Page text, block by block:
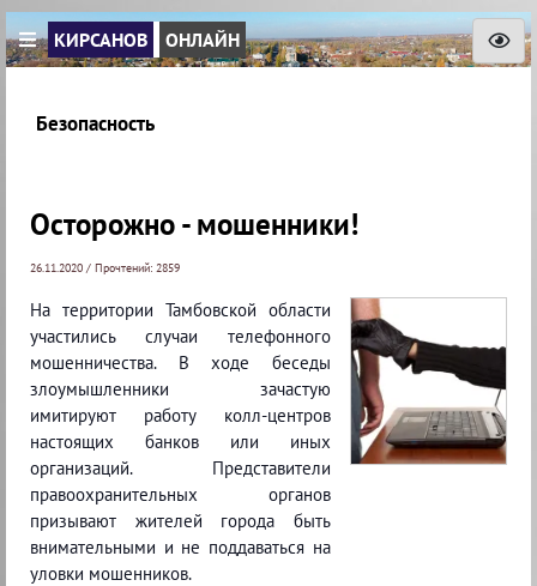
КИРСАНОВ ОНЛАЙН
Безопасность
Осторожно - мошенники!
26.11.2020 / Прочтений: 2859
На территории Тамбовской области
участились случаи телефонного
мошенничества. В ходе беседы
злоумышленники зачастую
имитируют работу колл-центров
настоящих банков или иных
организаций. Представители
правоохранительных органов
призывают жителей города быть
внимательными и не поддаваться на
уловки мошенников.